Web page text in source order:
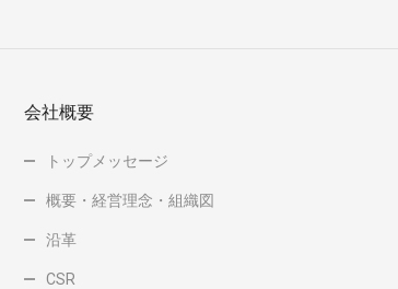
会社概要
トップメッセージ
概要・経営理念・組織図
沿革
CSR